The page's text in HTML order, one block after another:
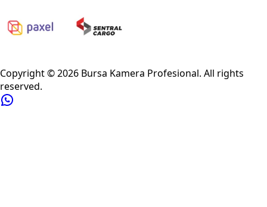
Copyright ©2026 Bursa Kamera Profesional. All rights
reserved.